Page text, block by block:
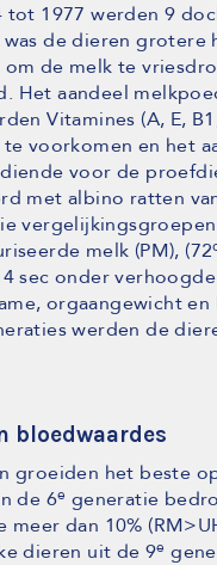
tot 1977 werden 9
de dieren grotere
om de melk te
Het aandeel
Vitamines (A, E,
voorkomen en het
voor de
met albino ratten
melk (PM), (72
sec onder
orgaangewicht
werden de
bloedwaardes
groeiden het beste
de 6e generatie
meer dan 10%
dieren uit de 9e